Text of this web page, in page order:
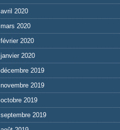
avril 2020
mars 2020
février 2020
janvier 2020
décembre 2019
novembre 2019
octobre 2019
septembre 2019